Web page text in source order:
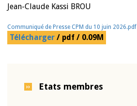
Jean-Claude Kassi BROU
Communiqué de Presse CPM du 10 juin 2026.pdf
Télécharger / pdf / 0.09M
Etats membres